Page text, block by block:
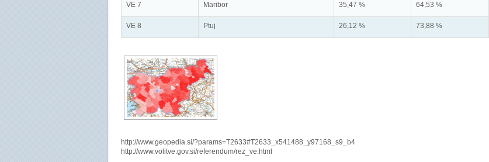
VE 7 Maribor 35,47 % 64,53 %
VE 8 Ptuj 26,12 % 73,88 %
http://www.geopedia.si/?params=T2633#T2633_x541488_y97168_s9_b4
http://www.volitve.gov.si/referendum/rez_ve.html